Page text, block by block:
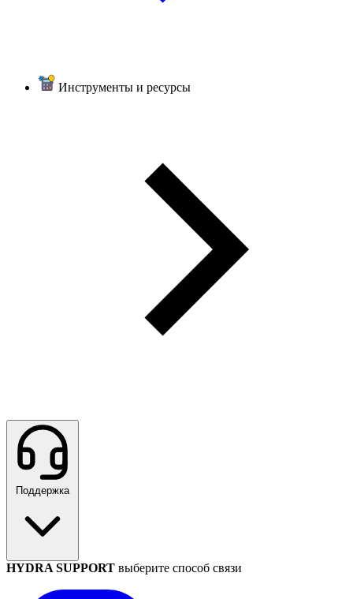
Инструменты и ресурсы
Поддержка
HYDRA SUPPORT выберите способ связи